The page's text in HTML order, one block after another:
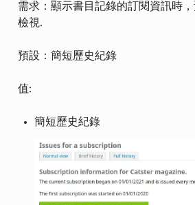
需求：顯示書目記錄的訂閱資訊時，
檢視.
預設：簡短歷史紀錄
值:
簡短歷史紀錄